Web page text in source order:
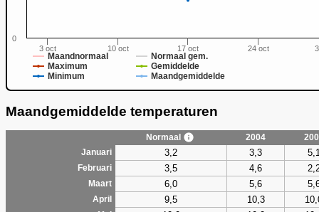
Maandnormaal
Normaal gem.
Maximum
Gemiddelde
Minimum
Maandgemiddelde
3 oct 10 oct 17 oct 24 oct
0
Maandgemiddelde temperaturen
Normaal 2004
Januari
3,2 3,3
Februari 3,5 4,6
Maart 6,0 5,6
April 9,5 10,3